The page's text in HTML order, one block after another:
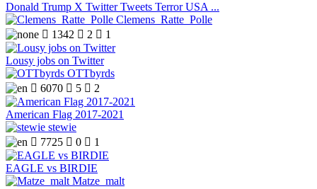
Donald Trump X Twitter Tweets Terror USA ...
Clemens_Ratte_Polle
 1342  2  1
Lousy jobs on Twitter
OTTbyrds
 6070  5  2
American Flag 2017-2021
stewie
 7725  0  1
EAGLE vs BIRDIE
Matze_malt